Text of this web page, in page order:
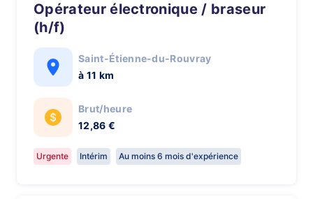
Opérateur électronique / braseur
(h/f)
Saint-Étienne-du-Rouvray
à 11 km
Brut/heure
12,86 €
Urgente Intérim Au moins 6 mois d'expérience